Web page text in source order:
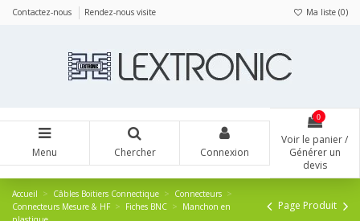
Contactez-nous Rendez-nous visite Ma liste (0)
Menu Chercher Connexion
0
Voir le panier /
Générer un
devis
Accueil Câbles Boitiers Connectique
Connecteurs
Connecteurs Mesure & HF
Fiches BNC
Manchon en
Page Produit
Panneau de gestion des cookies